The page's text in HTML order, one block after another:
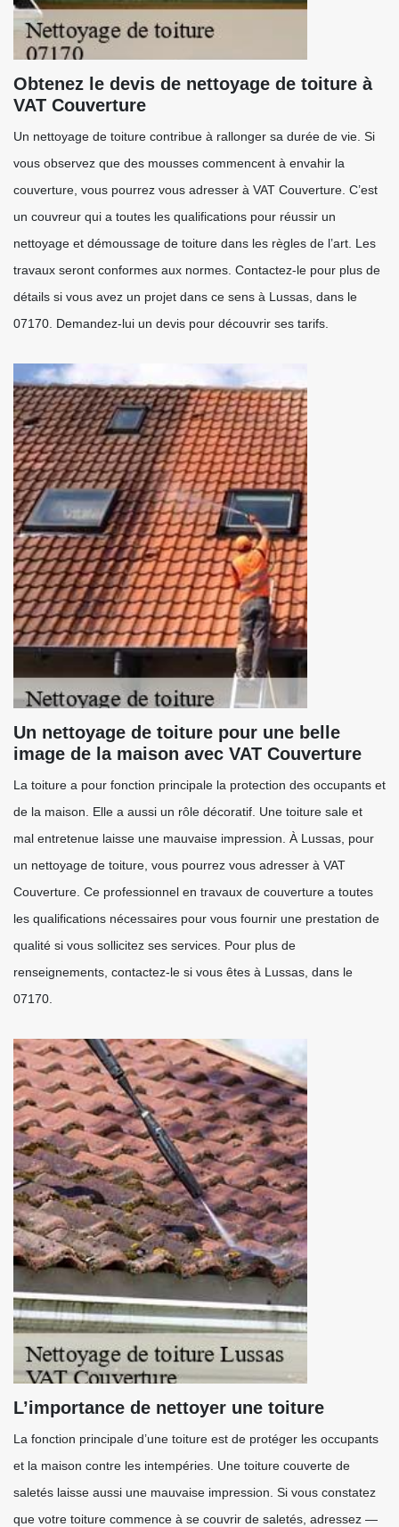
Obtenez le devis de nettoyage de toiture à
VAT Couverture
Un nettoyage de toiture contribue à rallonger sa durée de vie. Si
vous observez que des mousses commencent à envahir la
couverture, vous pourrez vous adresser à VAT Couverture. C’est
un couvreur qui a toutes les qualifications pour réussir un
nettoyage et démoussage de toiture dans les règles de l’art. Les
travaux seront conformes aux normes. Contactez-le pour plus de
détails si vous avez un projet dans ce sens à Lussas, dans le
07170. Demandez-lui un devis pour découvrir ses tarifs.
Un nettoyage de toiture pour une belle
image de la maison avec VAT Couverture
La toiture a pour fonction principale la protection des occupants et
de la maison. Elle a aussi un rôle décoratif. Une toiture sale et
mal entretenue laisse une mauvaise impression. À Lussas, pour
un nettoyage de toiture, vous pourrez vous adresser à VAT
Couverture. Ce professionnel en travaux de couverture a toutes
les qualifications nécessaires pour vous fournir une prestation de
qualité si vous sollicitez ses services. Pour plus de
renseignements, contactez-le si vous êtes à Lussas, dans le
07170.
L’importance de nettoyer une toiture
La fonction principale d’une toiture est de protéger les occupants
et la maison contre les intempéries. Une toiture couverte de
saletés laisse aussi une mauvaise impression. Si vous constatez
que votre toiture commence à se couvrir de saletés, adressez —